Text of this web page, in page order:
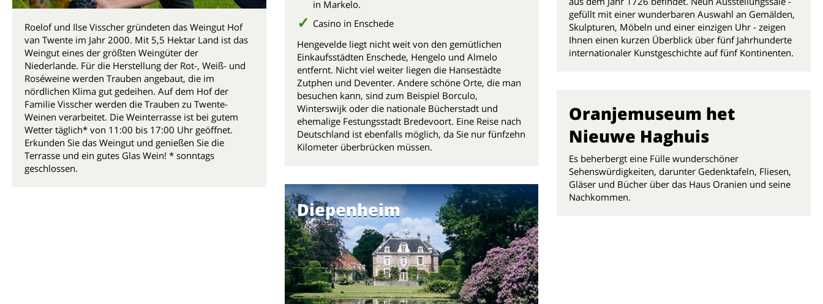
in Markelo.
Casino in Enschede
Hengevelde liegt nicht weit von den gemütlichen
Einkaufsstädten Enschede, Hengelo und Almelo
entfernt. Nicht viel weiter liegen die Hansestädte
Zutphen und Deventer. Andere schöne Orte, die man
besuchen kann, sind zum Beispiel Borculo,
Winterswijk oder die nationale Bücherstadt und
ehemalige Festungsstadt Bredevoort. Eine Reise nach
Deutschland ist ebenfalls möglich, da Sie nur fünfzehn
Kilometer überbrücken müssen.
gefüllt mit einer wunderbaren Auswahl an Gemälden,
Skulpturen, Möbeln und einer einzigen Uhr - zeigen
Ihnen einen kurzen Überblick über fünf Jahrhunderte
internationaler Kunstgeschichte auf fünf Kontinenten.
Roelof und Ilse Visscher gründeten das Weingut Hof
van Twente im Jahr 2000. Mit 5,5 Hektar Land ist das
Weingut eines der größten Weingüter der
Niederlande. Für die Herstellung der Rot-, Weiß- und
Roséweine werden Trauben angebaut, die im
nördlichen Klima gut gedeihen. Auf dem Hof der
Familie Visscher werden die Trauben zu Twente-
Weinen verarbeitet. Die Weinterrasse ist bei gutem
Wetter täglich* von 11:00 bis 17:00 Uhr geöffnet.
Erkunden Sie das Weingut und genießen Sie die
Terrasse und ein gutes Glas Wein! * sonntags
geschlossen.
Oranjemuseum het
Nieuwe Haghuis
Es beherbergt eine Fülle wunderschöner
Sehenswürdigkeiten, darunter Gedenktafeln, Fliesen,
Gläser und Bücher über das Haus Oranien und seine
Nachkommen.
Diepenheim